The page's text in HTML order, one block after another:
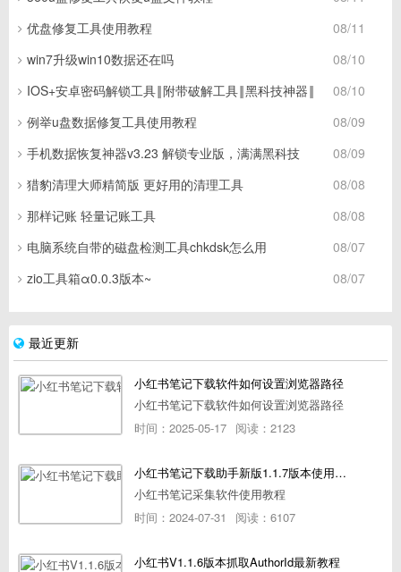
08/11
优盘修复工具使用教程
08/10
win7升级win10数据还在吗
08/10
IOS+安卓密码解锁工具‖附带破解工具‖黑科技神器‖
08/09
例举u盘数据修复工具使用教程
08/09
手机数据恢复神器v3.23 解锁专业版，满满黑科技
08/08
猎豹清理大师精简版 更好用的清理工具
08/08
那样记账 轻量记账工具
08/07
电脑系统自带的磁盘检测工具chkdsk怎么用
08/07
zio工具箱α0.0.3版本~
最近更新
小红书笔记下载软件如何设置浏览器路径
小红书笔记下载软件如何设置浏览器路径
时间：2025-05-17 阅读：2123
小红书笔记下载助手新版1.1.7版本使用教程
小红书笔记采集软件使用教程
时间：2024-07-31
阅读：6107
小红书V1.1.6版本抓取AuthorId最新教程